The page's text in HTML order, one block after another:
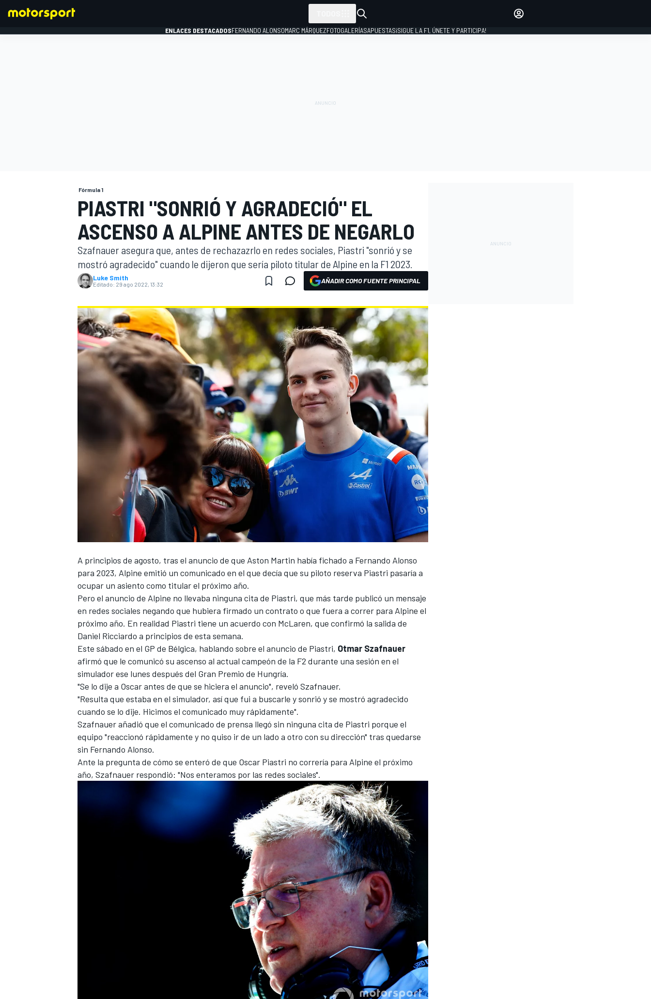
WEC FÓRMULA E
ENLACES DESTACADOSFERNANDO ALONSOMARC MÁRQUEZFOTOGALERÍASAPUESTAS¡SIGUE LA F1, ÚNETE Y PARTICIPA!
Fórmula 1
PIASTRI "SONRIÓ Y AGRADECIÓ" EL
ASCENSO A ALPINE ANTES DE NEGARLO
Szafnauer asegura que, antes de rechazazrlo en redes sociales, Piastri "sonrió y se
mostró agradecido" cuando le dijeron que sería piloto titular de Alpine en la F1 2023.
Luke Smith
Editado: 29 ago 2022, 13:32 AÑADIR COMO FUENTE PRINCIPAL
A principios de agosto, tras el anuncio de que Aston Martin había fichado a Fernando Alonso
para 2023, Alpine emitió un comunicado en el que decía que su piloto reserva Piastri pasaría a
ocupar un asiento como titular el próximo año.
Pero el anuncio de Alpine no llevaba ninguna cita de Piastri, que más tarde publicó un mensaje
en redes sociales negando que hubiera firmado un contrato o que fuera a correr para Alpine el
próximo año. En realidad Piastri tiene un acuerdo con McLaren, que confirmó la salida de
Daniel Ricciardo a principios de esta semana.
Este sábado en el GP de Bélgica, hablando sobre el anuncio de Piastri, Otmar Szafnauer
afirmó que le comunicó su ascenso al actual campeón de la F2 durante una sesión en el
simulador ese lunes después del Gran Premio de Hungría.
"Se lo dije a Oscar antes de que se hiciera el anuncio", reveló Szafnauer.
"Resulta que estaba en el simulador, así que fui a buscarle y sonrió y se mostró agradecido
cuando se lo dije. Hicimos el comunicado muy rápidamente".
Szafnauer añadió que el comunicado de prensa llegó sin ninguna cita de Piastri porque el
equipo "reaccionó rápidamente y no quiso ir de un lado a otro con su dirección" tras quedarse
sin Fernando Alonso.
Ante la pregunta de cómo se enteró de que Oscar Piastri no correría para Alpine el próximo
año, Szafnauer respondió: "Nos enteramos por las redes sociales".